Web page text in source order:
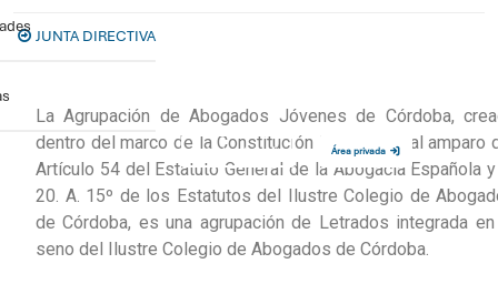
Sede electrónica Área privada
JUNTA DIRECTIVA